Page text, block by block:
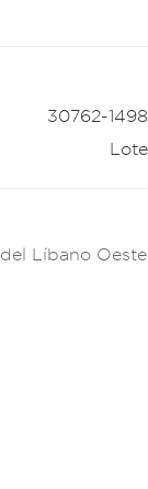
30762-1498
Lote
Líbano